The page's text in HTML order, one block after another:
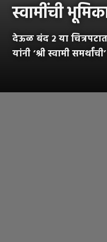
स्वामींची
देऊळ बंद २ या
यांनी ‘श्री स्वामी